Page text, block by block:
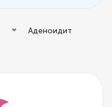
Аденоидит